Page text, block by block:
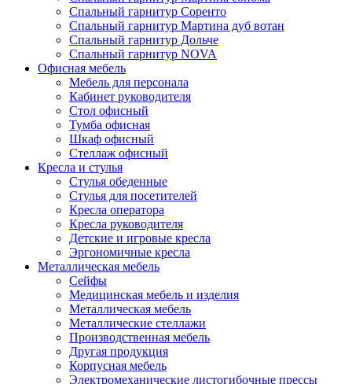
Спальный гарнитур Соренто
Спальный гарнитур Мартина дуб вотан
Спальный гарнитур Дольче
Спальный гарнитур NOVA
Офисная мебель
Мебель для персонала
Кабинет руководителя
Стол офисный
Тумба офисная
Шкаф офисный
Стеллаж офисный
Кресла и стулья
Стулья обеденные
Стулья для посетителей
Кресла оператора
Кресла руководителя
Детские и игровые кресла
Эргономичные кресла
Металлическая мебель
Сейфы
Медицинская мебель и изделия
Металлическая мебель
Металлические стеллажи
Производственная мебель
Другая продукция
Корпусная мебель
Электромеханические листогибочные прессы